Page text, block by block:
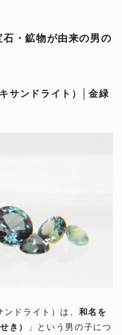
・鉱物が由来の男の
サンドライト）│金緑
ドライト）は、 和名を
き）
」という男の子につ